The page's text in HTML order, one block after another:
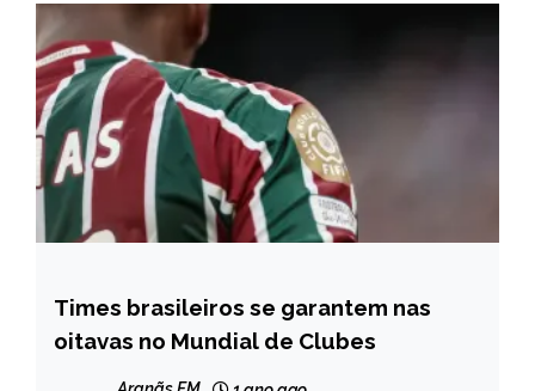
ESPORTES
INTERNACIONAL
Times brasileiros se garantem nas
oitavas no Mundial de Clubes